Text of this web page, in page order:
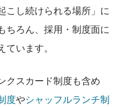
こし続けられる場所」に
ちろん、採用・制度面に
います。
クスカード制度も含め
度やシャッフルランチ制